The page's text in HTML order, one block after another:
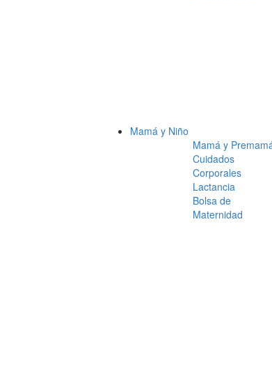
Mamá y Niño
Mamá y
Cuidados
Corporales
Lactancia
Bolsa de
Maternidad